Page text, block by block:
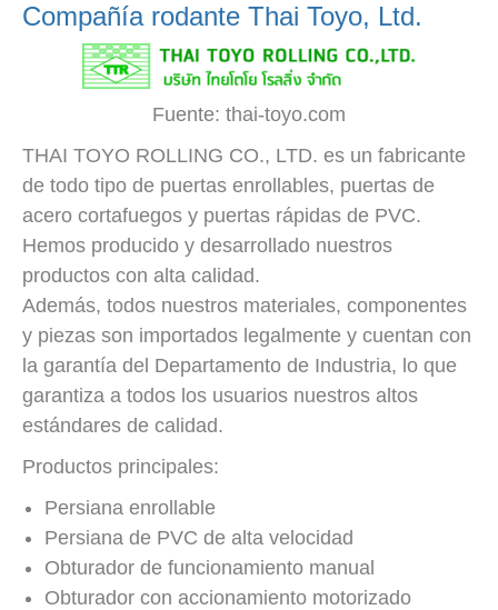
Compañía rodante Thai Toyo, Ltd.
Fuente: thai-toyo.com
THAI TOYO ROLLING CO., LTD. es un fabricante
de todo tipo de puertas enrollables, puertas de
acero cortafuegos y puertas rápidas de PVC.
Hemos producido y desarrollado nuestros
productos con alta calidad.
Además, todos nuestros materiales, componentes
y piezas son importados legalmente y cuentan con
la garantía del Departamento de Industria, lo que
garantiza a todos los usuarios nuestros altos
estándares de calidad.
Productos principales:
Persiana enrollable
Persiana de PVC de alta velocidad
Obturador de funcionamiento manual
Obturador con accionamiento motorizado